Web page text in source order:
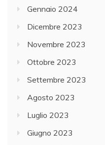
Gennaio 2024
Dicembre 2023
Novembre 2023
Ottobre 2023
Settembre 2023
Agosto 2023
Luglio 2023
Giugno 2023